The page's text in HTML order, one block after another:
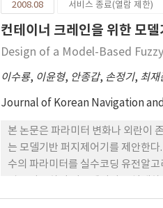
2008.08 서비스 종료(열람 제한)
컨테이너 크레인을 위한 모델
Design of a Model-Based
이수룡, 이윤형, 안종갑, 손정기, 최재
Journal of Korean Navigation
본 논문은 파라미터 변화나 외란이
는 모델기반 퍼지제어기를 제안한
수의 파라미터를 실수코딩 유전알
모델기반 퍼지제어기를 구성한다.